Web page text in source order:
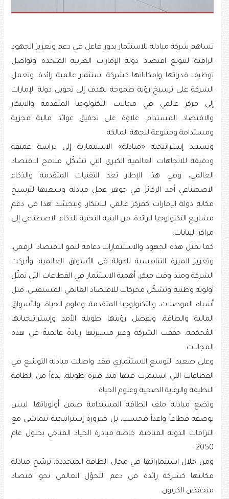
تساهم شركة مبادلة للاستثمار بدور فاعل في دعم وتعزيز الجهود
الرامية لتنويع اقتصاد دولة الإمارات العربية المتحدة وتواصل
توظيف قدراتها وإمكاناتها كشركة استثمار عالمية رائدة. وتعمل
الشركة على ترسيخ رؤية طَموحة تهدف إلى تحويل دولة الإمارات
إلى مركز عالمي في مجالات التكنولوجيا المتقدمة والابتكار
والاقتصاد المستدام، علاوة على تحقيق عوائد مالية مجزية
ومستدامة ومتنوعة للجهة المالكة.
وتستند إستراتيجية «مبادلة» الاستثمارية إلى دراسة عميقة
ودقيقة للاتجاهات العالمية الكبرى التي تشكّل ملامح الاقتصاد
العالمي، وفي هذا الإطار تعد التقنيات المتقدمة والذكاء
الاصطناعي أحد الركائز في جوهر عمل مبادلة وسعيها لترسيخ
مكانة دولة الإمارات كمركز عالمي للابتكار، ويتجسّد هذا في دعم
مشاريع التكنولوجيا الرائدة، من البنية التحتية للذكاء الاصطناعي إلى
مراكز البيانات.
كما تمثل هذه الجهود والاستثمارات دعامة لنمو الاقتصاد الرقمي،
وتعزيز الميزة التنافسية للدولة في الأسواق العالمية. وأدركت
الشركة ومنذ وقت مبكر، أهمية الاستثمار في القطاعات التي تمثّل
أولوية وطنية وتشكّل محركات للاقتصاد العالمي المستقبلي، مثل
أشباه الموصلات، والتكنولوجيا المتقدمة، وعلوم الحياة، والأسواق
المالية والطاقة، وبفضل رؤيتها طويلة الأمد وإستراتيجياتها
المُحكمة، حققت الشركة وعبر مسيرتها ريادةً عالميةً في هذه
المجالات.
وعلى صعيد التوسع الاستثماري فقد واصلت مبادلة التوسّع في
القطاعات التي استثمرت فيها منذ فترة طويلة، بدءاً من الطاقة
النظيفة والرعاية الصحية وعلوم الحياة.
وتضع مبادلة ملف الطاقة المستدامة ضمن أولوياتها، ليس
بوصفه قطاعاً واعداً فحسب، بل ضرورة إستراتيجية تتماشى مع
التزامات الدولة المناخية، خاصة مبادرة الحياد المناخي بحلول عام
2050.
ومن خلال استثماراتها في مجال الطاقة المتجددة، ترسّخ مبادلة
مكانتها كشركة رائدة في دعم التحوّل العالمي نحو اقتصاد
منخفض الكربون.